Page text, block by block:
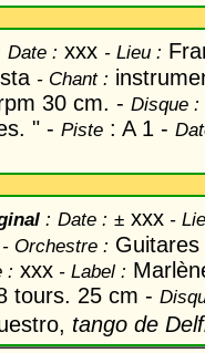
Date : xxx - Lieu :
- Chant:
30 cm. - Disque :
" - Piste : A 1 -
: Date : ± xxx -
- Orchestre : Guitares
: xxx - Label :
tours. 25 cm -
tango de